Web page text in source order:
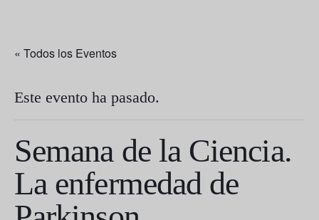
« Todos los Eventos
Este evento ha pasado.
Semana de la Ciencia.
La enfermedad de